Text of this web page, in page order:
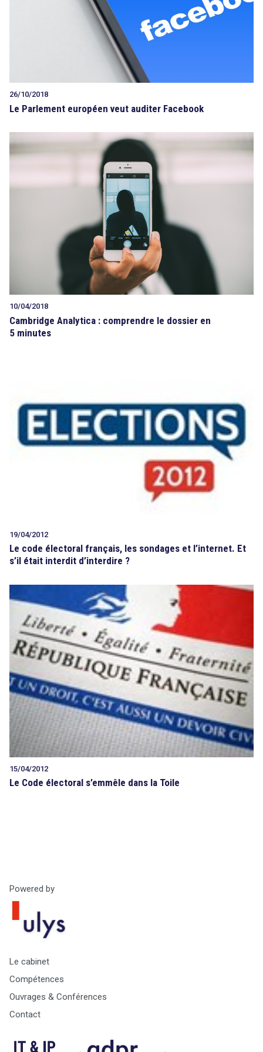
Tout sur le droit de l'innovation
Rechercher
CONTACT
26/10/2018
Le Parlement européen veut auditer Facebook
10/04/2018
Cambridge Analytica : comprendre le dossier en
5 minutes
19/04/2012
Le code électoral français, les sondages et l’internet. Et
s’il était interdit d’interdire ?
15/04/2012
Le Code électoral s’emmêle dans la Toile
Powered by
Le cabinet
Compétences
Ouvrages & Conférences
Contact